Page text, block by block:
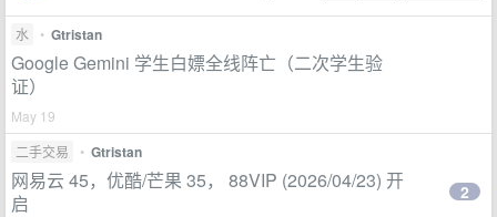
水 • Gtristan
Google Gemini 学生白嫖全线阵亡（二次学生验
证）
May 19
二手交易
• Gtristan
网易云 45，优酷/芒果 35， 88VIP (2026/04/23) 开
启
2